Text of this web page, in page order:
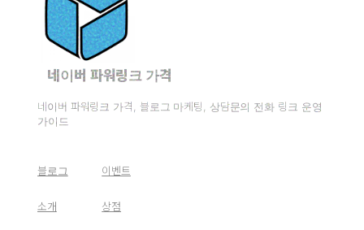
네이버 파워링크 가격
네이버 파워링크 가격, 블로그 마케팅, 상담문의 전화 링크 운영
가이드
블로그
소개
이벤트
상점